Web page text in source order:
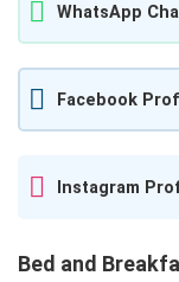
WhatsApp
Facebook
Instagram
Bed and